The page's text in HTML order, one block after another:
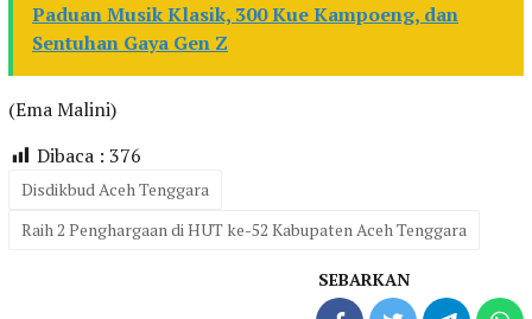
Paduan Musik Klasik, 300 Kue Kampoeng, dan
Sentuhan Gaya Gen Z
(Ema Malini)
Dibaca : 376
Disdikbud Aceh Tenggara
Raih 2 Penghargaan di HUT ke-52 Kabupaten Aceh Tenggara
SEBARKAN